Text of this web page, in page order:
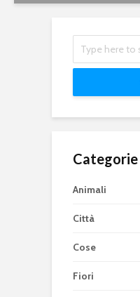
Categorie
Animali
Città
Cose
Fiori